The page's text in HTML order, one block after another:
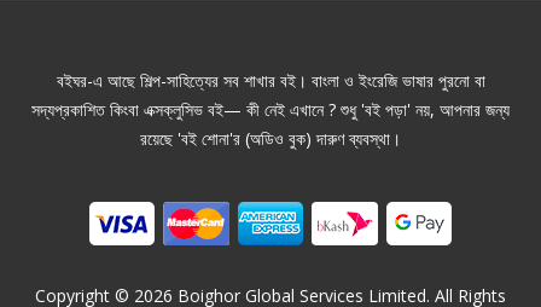
বইঘর-এ আছে শিল্প-সাহিত্যের সব শাখার বই। বাংলা ও ইংরেজি ভাষার পুরনো বা
সদ্যপ্রকাশিত কিংবা এক্সক্লুসিভ বই— কী নেই এখানে ? শুধু 'বই পড়া' নয়, আপনার জন্য
রয়েছে 'বই শোনা'র (অডিও বুক) দারুণ ব্যবস্থা।
Copyright © 2026 Boighor Global Services Limited. All Rights